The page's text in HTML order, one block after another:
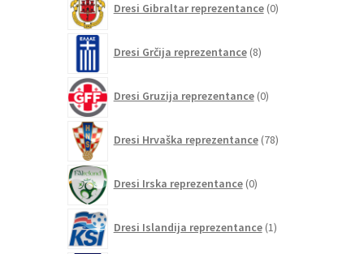
Dresi Gibraltar reprezentance 0izdelkov
Dresi Grčija reprezentance 8izdelkov
Dresi Gruzija reprezentance 0izdelkov
Dresi Hrvaška reprezentance 78izdelkov
Dresi Irska reprezentance 0izdelkov
Dresi Islandija reprezentance 1izdelek